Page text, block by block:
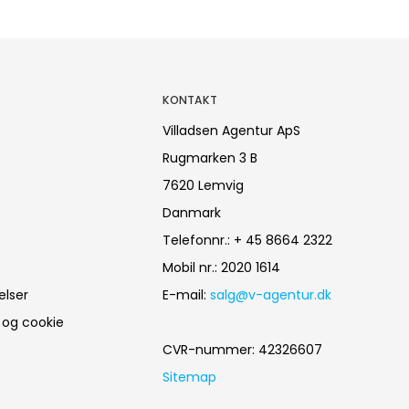
cookie
KONTAKT
Villadsen Agentur ApS
Rugmarken 3 B
7620 Lemvig
Danmark
Telefonnr.: + 45 8664 2322
Mobil nr.: 2020 1614
E-mail: salg@v-agentur.dk
CVR-nummer: 42326607
Sitemap